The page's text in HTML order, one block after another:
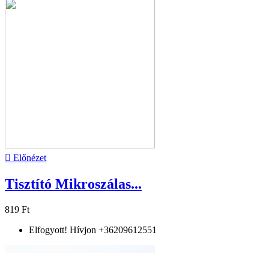
 Előnézet
Tisztító Mikroszálas...
819 Ft
Elfogyott! Hívjon +36209612551